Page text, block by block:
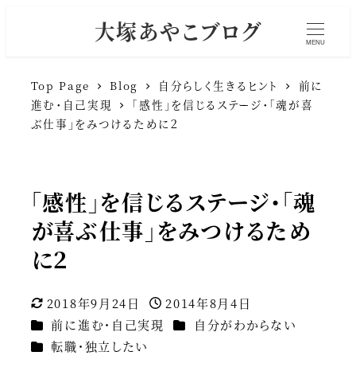
大塚あやこブログ MENU
Top Page Blog 自分らしく生きるヒント
前に
進む・自己実現
「感性」を信じるステージ・「魂が喜
ぶ仕事」をみつけるために２
「感性」を信じるステージ・「魂
が喜ぶ仕事」をみつけるため
に２
更新日
2018年9月24日
投稿日
2014年8月4日
カテゴリー
前に進む・自己実現 カテゴリー
自分がわからない
カテゴリー
転職・独立したい